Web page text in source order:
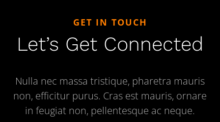
GET IN TOUCH
Let’s Get Connected
Nulla nec massa tristique, pharetra mauris
non, efficitur purus. Cras est mauris, ornare
in feugiat non, pellentesque ac neque.